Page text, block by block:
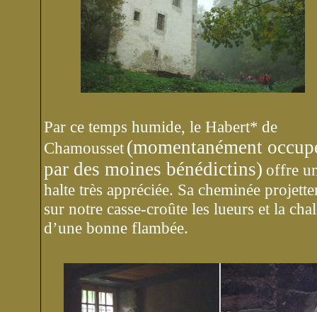
Par ce temps humide, le Habert* de
Chamousset(momentanément
par des moines bénédictins) offre
halte très appréciée. Sa cheminée
sur notre casse-croûte les lueurs et la
d’une bonne flambée.